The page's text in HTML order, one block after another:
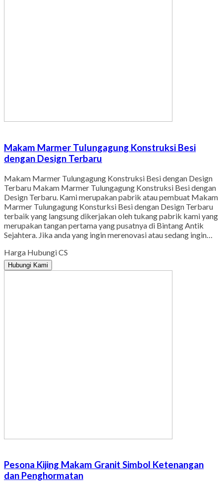
Makam Marmer Tulungagung Konstruksi Besi
dengan Design Terbaru
Makam Marmer Tulungagung Konstruksi Besi dengan Design
Terbaru Makam Marmer Tulungagung Konstruksi Besi dengan
Design Terbaru. Kami merupakan pabrik atau pembuat Makam
Marmer Tulungagung Konsturksi Besi dengan Design Terbaru
terbaik yang langsung dikerjakan oleh tukang pabrik kami yang
merupakan tangan pertama yang pusatnya di Bintang Antik
Sejahtera. Jika anda yang ingin merenovasi atau sedang ingin…
Harga Hubungi CS
Hubungi Kami
Pesona Kijing Makam Granit Simbol Ketenangan
dan Penghormatan